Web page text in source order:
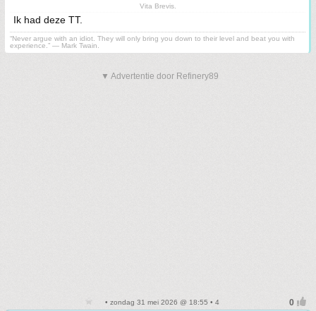
Vita Brevis.
Ik had deze TT.
“Never argue with an idiot. They will only bring you down to their level and beat you with
experience.” ― Mark Twain.
▼ Advertentie door Refinery89
• zondag 31 mei 2026 @ 18:55 • 4